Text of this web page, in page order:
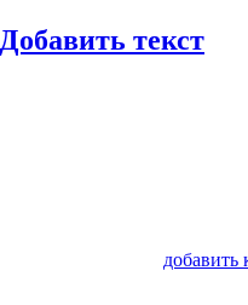
Добавить текст
добавить